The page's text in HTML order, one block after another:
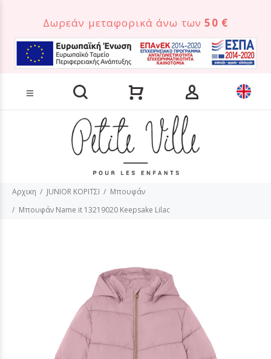
Δωρεάν μεταφορικά άνω των50 €
Αρχικη JUNIOR ΚΟΡΙΤΣΙ
Μπουφάν
Μπουφάν Name it 13219020 Keepsake Lilac